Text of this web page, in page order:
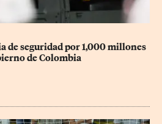
de seguridad por 1,000 millones
de Colombia